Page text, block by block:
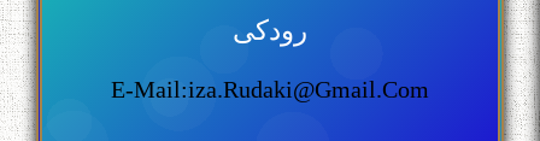
رودکی
E-Mail:iza.rudaki@gmail.com